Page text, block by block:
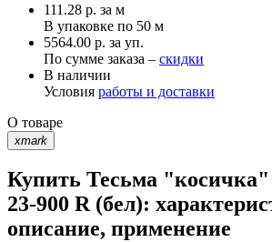
111.28 р. за м
В упаковке по 50 м
5564.00 р. за уп.
По сумме заказа – скидки
В наличии
Условия работы и доставки
О товаре
xmark
Купить Тесьма
23-900 R (бел):
описание, применение